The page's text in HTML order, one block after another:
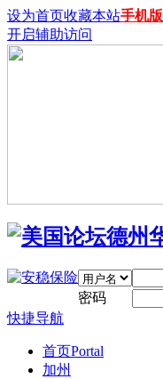
设为首页收藏本站手机版
开启辅助访问
密码
快捷导航
首页Portal
加州